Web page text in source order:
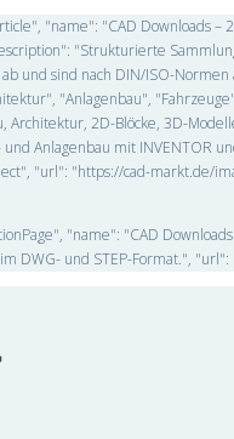
"name": "CAD Downloads
"Strukturierte
und sind nach DIN/ISO-
"Anlagenbau",
Architektur, 2D-Blöcke, 3D-
Anlagenbau mit
"url": "https://cad-markt.de/
"name": "CAD
DWG- und STEP-Format.",